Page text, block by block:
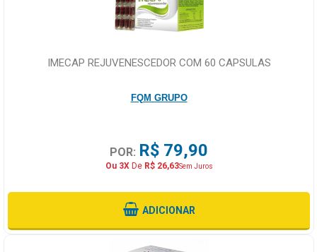
IMECAP REJUVENESCEDOR COM 60 CAPSULAS
FQM GRUPO
POR: R$ 79,90
Ou 3XDe R$ 26,63Sem Juros
ADICIONAR